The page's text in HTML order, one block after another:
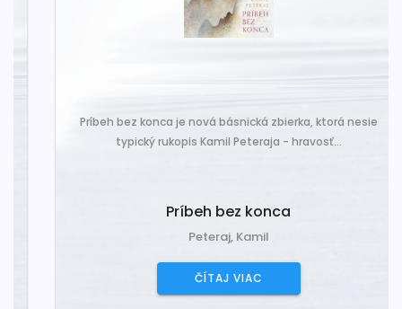
Príbeh bez konca je nová básnická zbierka, ktorá nesie
typický rukopis Kamil Peteraja - hravosť...
Príbeh bez konca
Peteraj, Kamil
ČÍTAJ VIAC